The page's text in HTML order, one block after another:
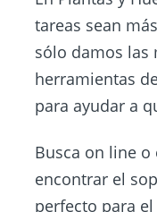
tareas sean
sólo damos las
herramientas
para ayudar a
Busca on line
encontrar el
perfecto para